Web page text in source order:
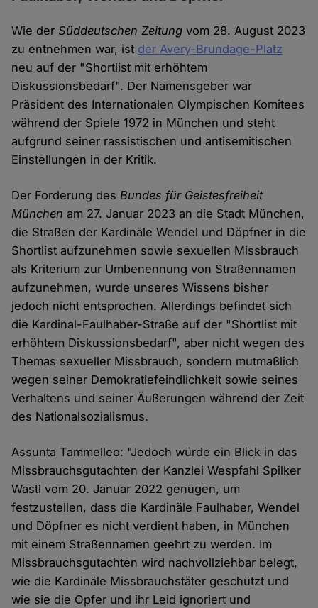
Wie derSüddeutschen Zeitung vom 28. August 2023
zu entnehmen war, ist der Avery-Brundage-Platz
neu auf der "Shortlist mit erhöhtem
Diskussionsbedarf". Der Namensgeber war
Präsident des Internationalen Olympischen Komitees
während der Spiele 1972 in München und steht
aufgrund seiner rassistischen und antisemitischen
Einstellungen in der Kritik.
Der Forderung desBundes für Geistesfreiheit
München am 27. Januar 2023 an die Stadt München,
die Straßen der Kardinäle Wendel und Döpfner in die
Shortlist aufzunehmen sowie sexuellen Missbrauch
als Kriterium zur Umbenennung von Straßennamen
aufzunehmen, wurde unseres Wissens bisher
jedoch nicht entsprochen. Allerdings befindet sich
die Kardinal-Faulhaber-Straße auf der "Shortlist mit
erhöhtem Diskussionsbedarf", aber nicht wegen des
Themas sexueller Missbrauch, sondern mutmaßlich
wegen seiner Demokratiefeindlichkeit sowie seines
Verhaltens und seiner Äußerungen während der Zeit
des Nationalsozialismus.
Assunta Tammelleo: "Jedoch würde ein Blick in das
Missbrauchsgutachten der Kanzlei Wespfahl Spilker
Wastl vom 20. Januar 2022 genügen, um
festzustellen, dass die Kardinäle Faulhaber, Wendel
und Döpfner es nicht verdient haben, in München
mit einem Straßennamen geehrt zu werden. Im
Missbrauchsgutachten wird nachvollziehbar belegt,
wie die Kardinäle Missbrauchstäter geschützt und
wie sie die Opfer und ihr Leid ignoriert und